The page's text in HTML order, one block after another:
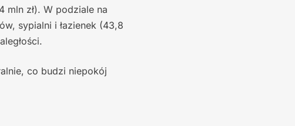
mln zł). W podziale na
sypialni i łazienek (43,8
co budzi niepokój